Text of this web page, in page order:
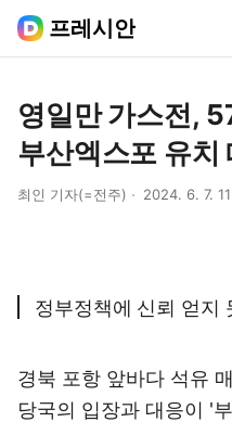
프레시안
영일만 가스전,
부산엑스포 유치
최인 기자(=전주) 2024. 6. 7.
정부정책에 신뢰 얻지
경북 포항 앞바다 석유
당국의 입장과 대응이 '